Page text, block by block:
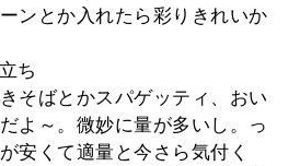
ンとか入れたら彩りきれいか
ち
そばとかスパゲッティ、おい
よ～。微妙に量が多いし。っ
安くて適量と今さら気付く